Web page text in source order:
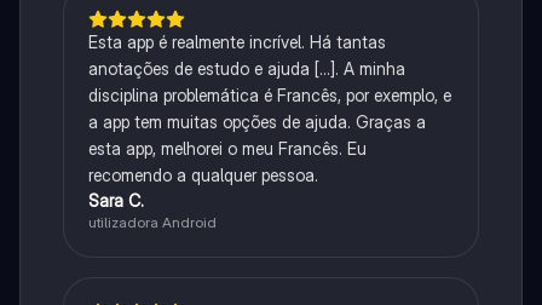
Esta app é realmente incrível. Há tantas
anotações de estudo e ajuda [...]. A minha
disciplina problemática é Francês, por exemplo, e
a app tem muitas opções de ajuda. Graças a
esta app, melhorei o meu Francês. Eu
recomendo a qualquer pessoa.
Sara C.
utilizadora Android